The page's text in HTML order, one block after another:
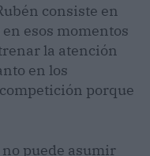
consiste en
esos momentos
la atención
en los
porque
puede asumir